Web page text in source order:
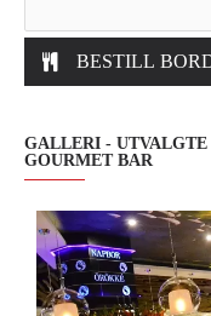
BESTILL
GALLERI - UTVALGTE
GOURMET BAR